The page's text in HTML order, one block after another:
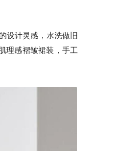
设计灵感，水洗做旧
理感褶皱裙装，手工